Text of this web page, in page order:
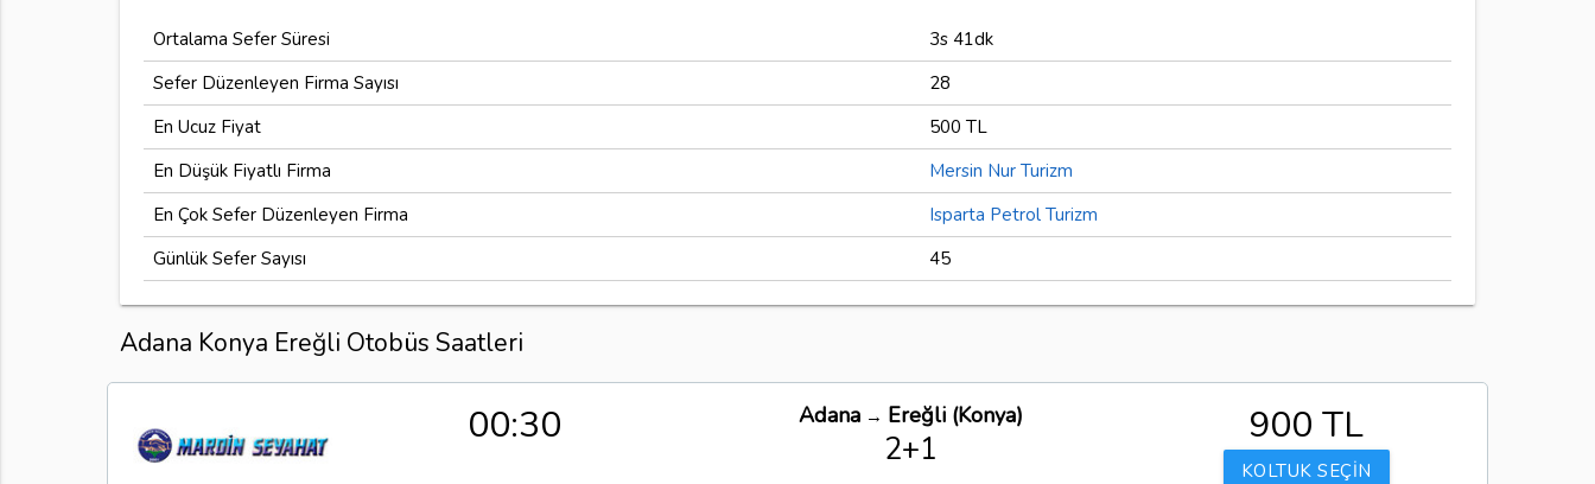
Ortalama Sefer Süresi
3s 41dk
Sefer Düzenleyen Firma Sayısı
28
En Ucuz Fiyat
500 TL
En Düşük Fiyatlı Firma
Mersin Nur Turizm
En Çok Sefer Düzenleyen Firma
Isparta Petrol Turizm
Günlük Sefer Sayısı
45
Adana Konya Ereğli Otobüs Saatleri
00:30 Adana→ Ereğli (Konya)
2+1 900 TL
KOLTUK SEÇİN